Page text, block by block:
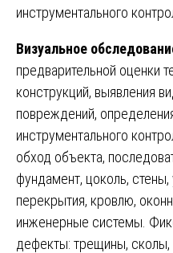
инструментального
Визуальное
предварительной оценки
конструкций, выявления
повреждений,
инструментального
обход объекта,
фундамент, цоколь,
перекрытия, кровлю,
инженерные системы.
дефекты: трещины, сколы,